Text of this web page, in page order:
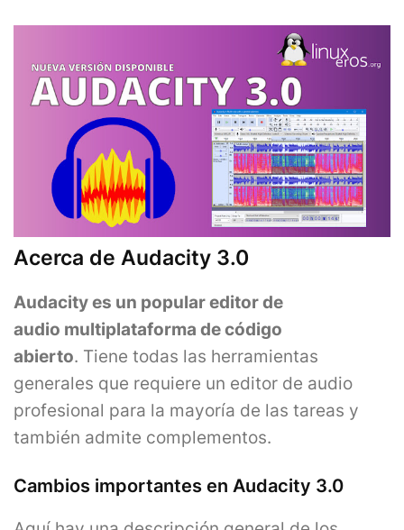
Acerca de Audacity 3.0
Audacity es un popular editor de
audio multiplataforma de código
abierto. Tiene todas las herramientas
generales que requiere un editor de audio
profesional para la mayoría de las tareas y
también admite complementos.
Cambios importantes en Audacity 3.0